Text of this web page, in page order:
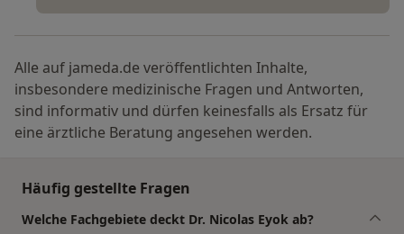
Alle auf jameda.de veröffentlichten Inhalte,
insbesondere medizinische Fragen und Antworten,
sind informativ und dürfen keinesfalls als Ersatz für
eine ärztliche Beratung angesehen werden.
Häufig gestellte Fragen
Welche Fachgebiete deckt Dr. Nicolas Eyok ab?